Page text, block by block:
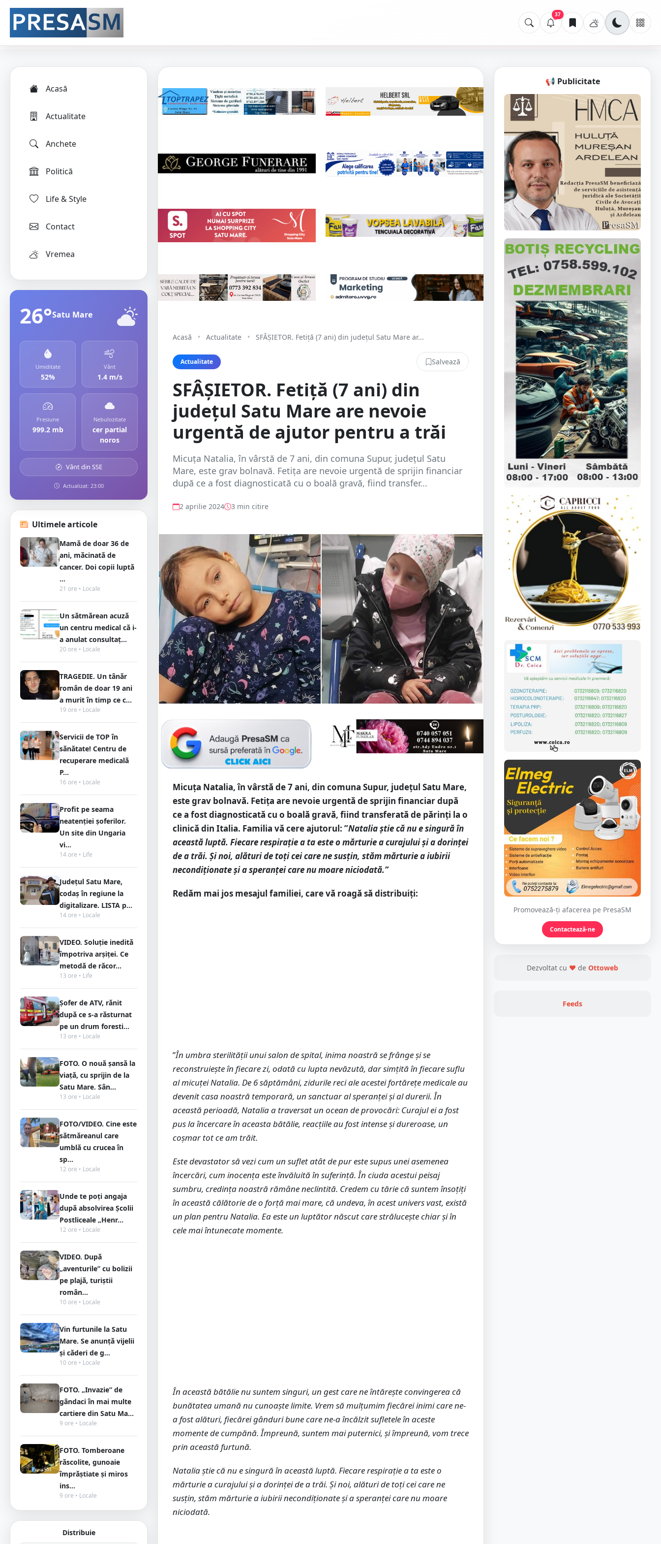
37
Acasă
Actualitate
Anchete
Politică
Life & Style
Contact
Vremea
26°Satu Mare
Umiditate
52%
Vânt
1.4 m/s
Presiune
999.2 mb
Nebulozitate
cer partial
noros
Vânt din SSE
Actualizat: 23:00
Ultimele articole
Mamă de doar 36 de
ani, măcinată de
cancer. Doi copii luptă
...
21 ore • Locale
Un sătmărean acuză
un centru medical că i-
a anulat consultaț...
20 ore • Locale
TRAGEDIE. Un tânăr
român de doar 19 ani
a murit în timp ce c...
19 ore • Locale
Servicii de TOP în
sănătate! Centru de
recuperare medicală
P...
16 ore • Locale
Profit pe seama
neatenției șoferilor.
Un site din Ungaria
vi...
14 ore • Life
Județul Satu Mare,
codaș în regiune la
digitalizare. LISTA p...
14 ore • Locale
VIDEO. Soluție inedită
împotriva arșiței. Ce
metodă de răcor...
13 ore • Life
Șofer de ATV, rănit
după ce s-a răsturnat
pe un drum foresti...
13 ore • Locale
FOTO. O nouă șansă la
viață, cu sprijin de la
Satu Mare. Sân...
13 ore • Locale
FOTO/VIDEO. Cine este
sătmăreanul care
umblă cu crucea în
sp...
12 ore • Locale
Unde te poți angaja
după absolvirea Școlii
Postliceale „Henr...
12 ore • Locale
VIDEO. După
„aventurile” cu bolizii
pe plajă, turiștii
român...
10 ore • Locale
Vin furtunile la Satu
Mare. Se anunță vijelii
și căderi de g...
10 ore • Locale
FOTO. „Invazie” de
gândaci în mai multe
cartiere din Satu Ma...
9 ore • Locale
FOTO. Tomberoane
răscolite, gunoaie
împrăștiate și miros
ins...
9 ore • Locale
Distribuie
Acasă • Actualitate • SFÂȘIETOR. Fetiță (7 ani) din județul Satu Mare ar...
Actualitate Salvează
SFÂȘIETOR. Fetiță (7 ani) din
județul Satu Mare are nevoie
urgentă de ajutor pentru a trăi
Micuța Natalia, în vârstă de 7 ani, din comuna Supur, județul Satu
Mare, este grav bolnavă. Fetița are nevoie urgentă de sprijin financiar
după ce a fost diagnosticată cu o boală gravă, fiind transfer...
2 aprilie 2024 3 min citire
Micuța Natalia, în vârstă de 7 ani, din comuna Supur, județul Satu Mare,
este grav bolnavă. Fetița are nevoie urgentă de sprijin financiar după
ce a fost diagnosticată cu o boală gravă, fiind transferată de părinți la o
clinică din Italia. Familia vă cere ajutorul: ”Natalia știe că nu e singură în
această luptă. Fiecare respirație a ta este o mărturie a curajului și a dorinței
de a trăi. Și noi, alături de toți cei care ne susțin, stăm mărturie a iubirii
necondiționate și a speranței care nu moare niciodată.”
Redăm mai jos mesajul familiei, care vă roagă să distribuiți:
”În umbra sterilității unui salon de spital, inima noastră se frânge și se
reconstruiește în fiecare zi, odată cu lupta nevăzută, dar simțită în fiecare suflu
al micuței Natalia. De 6 săptămâni, zidurile reci ale acestei fortărețe medicale au
devenit casa noastră temporară, un sanctuar al speranței și al durerii. În
această perioadă, Natalia a traversat un ocean de provocări: Curajul ei a fost
pus la încercare în aceasta bătălie, reacțiile au fost intense și dureroase, un
coșmar tot ce am trăit.
Este devastator să vezi cum un suflet atât de pur este supus unei asemenea
încercări, cum inocența este învăluită în suferință. În ciuda acestui peisaj
sumbru, credința noastră rămâne neclintită. Credem cu tărie că suntem însoțiți
în această călătorie de o forță mai mare, că undeva, în acest univers vast, există
un plan pentru Natalia. Ea este un luptător născut care strălucește chiar și în
cele mai întunecate momente.
În această bătălie nu suntem singuri, un gest care ne întărește convingerea că
bunătatea umană nu cunoaște limite. Vrem să mulțumim fiecărei inimi care ne-
a fost alături, fiecărei gânduri bune care ne-a încălzit sufletele în aceste
momente de cumpănă. Împreună, suntem mai puternici, și împreună, vom trece
prin această furtună.
Natalia știe că nu e singură în această luptă. Fiecare respirație a ta este o
mărturie a curajului și a dorinței de a trăi. Și noi, alături de toți cei care ne
susțin, stăm mărturie a iubirii necondiționate și a speranței care nu moare
niciodată.
📢 Publicitate
Promovează-ți afacerea pe PresaSM
Contactează-ne
Dezvoltat cu ❤ de Ottoweb
Feeds